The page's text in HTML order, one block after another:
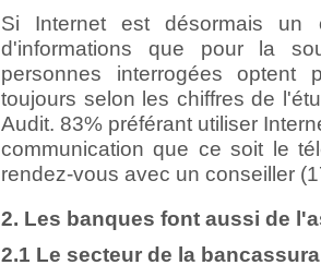
Si Internet est désormais un
d'informations que pour la
personnes interrogées
toujours selon les chiffres de
Audit. 83% préférant utiliser
communication que ce soit le
rendez-vous avec un conseiller
2. Les banques font aussi de
2.1 Le secteur de la